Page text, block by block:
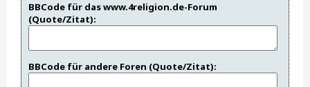
BBCode für das www.4religion.de-Forum
(Quote/Zitat):
BBCode für andere Foren (Quote/Zitat):